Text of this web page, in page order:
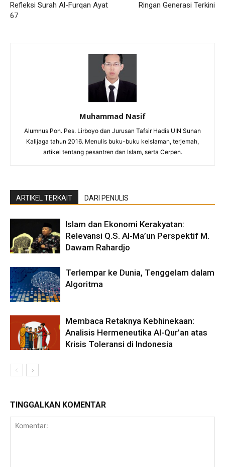
Refleksi Surah Al-Furqan Ayat
67
Ringan Generasi Terkini
Muhammad Nasif
Alumnus Pon. Pes. Lirboyo dan Jurusan Tafsir Hadis UIN Sunan
Kalijaga tahun 2016. Menulis buku-buku keislaman, terjemah,
artikel tentang pesantren dan Islam, serta Cerpen.
ARTIKEL TERKAIT DARI PENULIS
Islam dan Ekonomi Kerakyatan:
Relevansi Q.S. Al-Ma’un Perspektif M.
Dawam Rahardjo
Terlempar ke Dunia, Tenggelam dalam
Algoritma
Membaca Retaknya Kebhinekaan:
Analisis Hermeneutika Al-Qur’an atas
Krisis Toleransi di Indonesia
TINGGALKAN KOMENTAR